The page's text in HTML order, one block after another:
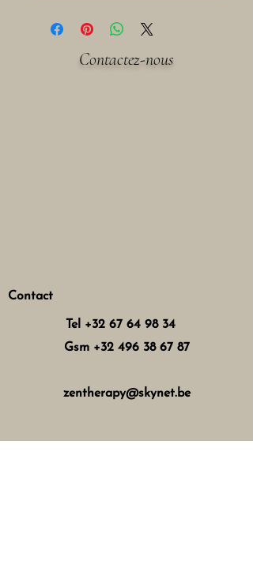
Contactez-nous
Contact
Tel +32 67 64 98 34
Gsm +32 496 38 67 87
zentherapy@skynet.be